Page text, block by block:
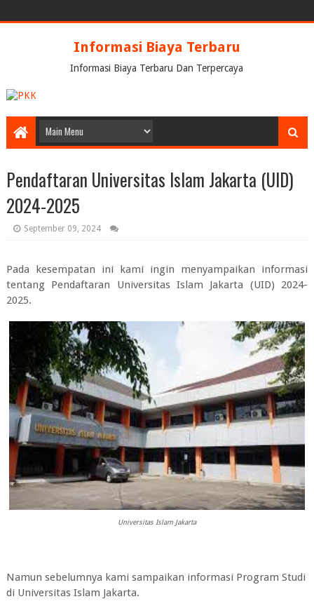
Informasi Biaya Terbaru
Informasi Biaya Terbaru Dan Terpercaya
Pendaftaran Universitas Islam Jakarta (UID)
2024-2025
September 09, 2024
Pada kesempatan ini kami ingin menyampaikan informasi
tentang Pendaftaran Universitas Islam Jakarta (UID) 2024-
2025.
Universitas Islam Jakarta
Namun sebelumnya kami sampaikan informasi Program Studi
di Universitas Islam Jakarta.